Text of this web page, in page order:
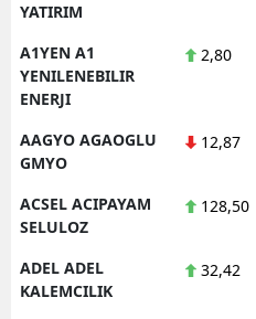
YATIRIM
A1YEN A1
YENILENEBILIR
ENERJI
2,80
AAGYO AGAOGLU
GMYO
12,87
ACSEL ACIPAYAM
SELULOZ
128,50
ADEL ADEL
KALEMCILIK
32,42